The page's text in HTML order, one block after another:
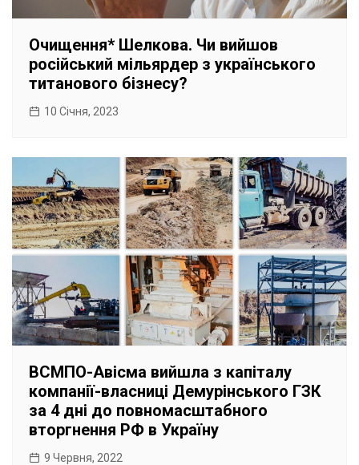
Очищення* Шелкова. Чи вийшов
російський мільярдер з українського
титанового бізнесу?
10 Січня, 2023
ВСМПО-Авісма вийшла з капіталу
компанії-власниці Демурінського ГЗК
за 4 дні до повномасштабного
вторгнення РФ в Україну
9 Червня, 2022